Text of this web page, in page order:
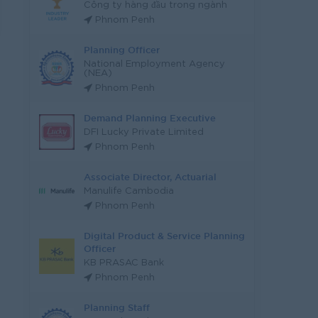
Công ty hàng đầu trong ngành
Phnom Penh
Planning Officer
National Employment Agency
(NEA)
Phnom Penh
Demand Planning Executive
DFI Lucky Private Limited
Phnom Penh
Associate Director, Actuarial
Manulife Cambodia
Phnom Penh
Digital Product & Service Planning
Officer
KB PRASAC Bank
Phnom Penh
Planning Staff